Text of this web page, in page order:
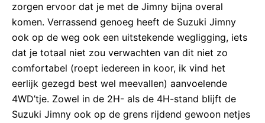
zorgen ervoor dat je met de Jimny bijna overal
komen. Verrassend genoeg heeft de Suzuki Jimny
ook op de weg ook een uitstekende wegligging, iets
dat je totaal niet zou verwachten van dit niet zo
comfortabel (roept iedereen in koor, ik vind het
eerlijk gezegd best wel meevallen) aanvoelende
4WD’tje. Zowel in de 2H- als de 4H-stand blijft de
Suzuki Jimny ook op de grens rijdend gewoon netjes